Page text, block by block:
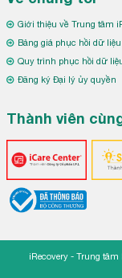
Giới thiệu về Trung tâm
Bảng giá phục hồi dữ liệu
Quy trình phục hồi dữ
Đăng ký Đại lý ủy quyền
Thành viên
iRecovery - Trung